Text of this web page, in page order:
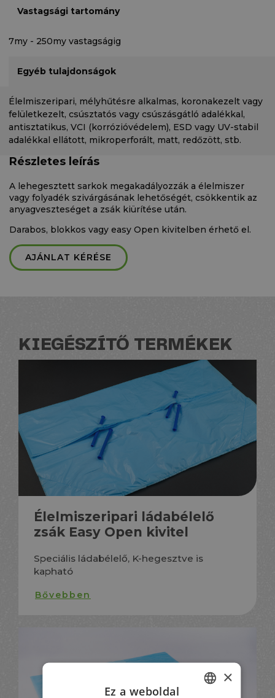
Vastagsági tartomány
7my - 250my vastagságig
Egyéb tulajdonságok
Élelmiszeripari, mélyhűtésre alkalmas, koronakezelt vagy
felületkezelt, csúsztatós vagy csúszásgátló adalékkal,
antisztatikus, VCI (korrózióvédelem), ESD vagy UV-stabil
adalékkal ellátott, mikroperforált, matt, redőzött, stb.
Részletes leírás
A lehegesztett sarkok megakadályozzák a élelmiszer
vagy folyadék szivárgásának lehetőségét, csökkentik az
anyagveszteséget a zsák kiürítése után.
Darabos, blokkos vagy easy Open kivitelben érhető el.
AJÁNLAT KÉRÉSE
KIEGÉSZÍTŐ TERMÉKEK
Élelmiszeripari ládabélelő
zsák Easy Open kivitel
Speciális ládabélelő, K-hegesztve is
kapható
Bővebben
×
Ez a weboldal